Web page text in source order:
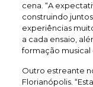
cena. “A
construindo
experiências
a cada ensaio,
formação musical
Outro estreante
Florianópolis.